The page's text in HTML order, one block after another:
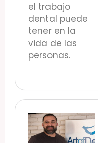
el trabajo
dental puede
tener en la
vida de las
personas.